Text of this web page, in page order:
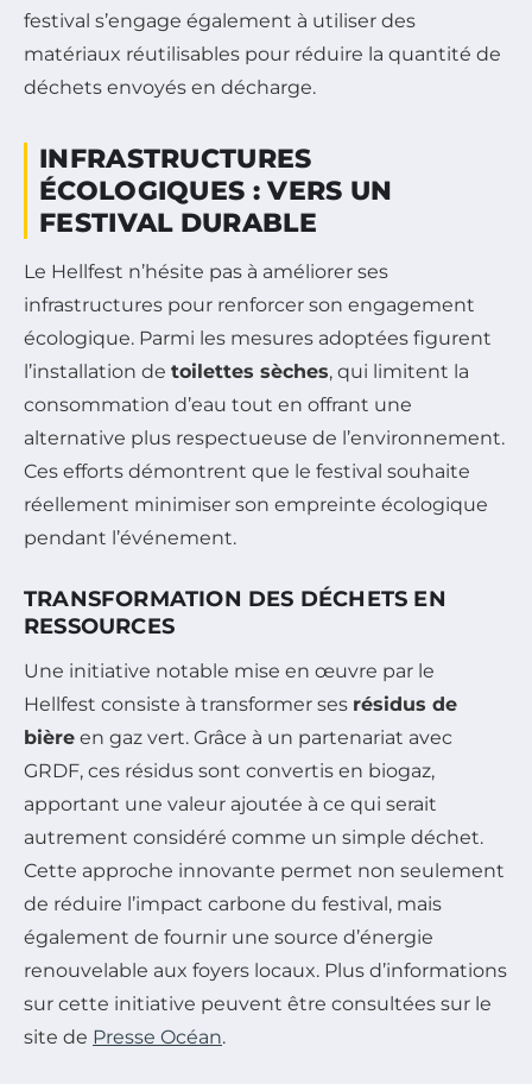
festival s’engage également à utiliser des
matériaux réutilisables pour réduire la quantité de
déchets envoyés en décharge.
INFRASTRUCTURES
ÉCOLOGIQUES : VERS UN
FESTIVAL DURABLE
Le Hellfest n’hésite pas à améliorer ses
infrastructures pour renforcer son engagement
écologique. Parmi les mesures adoptées figurent
l’installation de toilettes sèches, qui limitent la
consommation d’eau tout en offrant une
alternative plus respectueuse de l’environnement.
Ces efforts démontrent que le festival souhaite
réellement minimiser son empreinte écologique
pendant l’événement.
TRANSFORMATION DES DÉCHETS EN
RESSOURCES
Une initiative notable mise en œuvre par le
Hellfest consiste à transformer ses résidus de
bière en gaz vert. Grâce à un partenariat avec
GRDF, ces résidus sont convertis en biogaz,
apportant une valeur ajoutée à ce qui serait
autrement considéré comme un simple déchet.
Cette approche innovante permet non seulement
de réduire l’impact carbone du festival, mais
également de fournir une source d’énergie
renouvelable aux foyers locaux. Plus d’informations
sur cette initiative peuvent être consultées sur le
site de Presse Océan.